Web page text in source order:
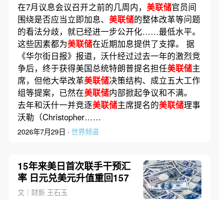
在7月议息会议召开之前的几周内， 美联储官员间
围绕是否应当立即加息、 美联储的整体改革等问题
的看法分歧，就已经进一步公开化……最低水平。
这些因素都为美联储在近期加息提供了支撑。 据
《华尔街日报》报道，沃什经过过去一年的激烈竞
争后，终于获得美国总统特朗普提名担任美联储主
席，但他大举改革美联储决策结构、成立五大工作
组等提案，已然在美联储内部掀起争议和不满。
去年和沃什一并竞逐美联储主席提名的美联储理事
沃勒（Christopher……
2026年7月29日 · 世界频道
15年来美日首次联手干预汇
率 日元兑美元升值重回157
文｜财新 王石玉